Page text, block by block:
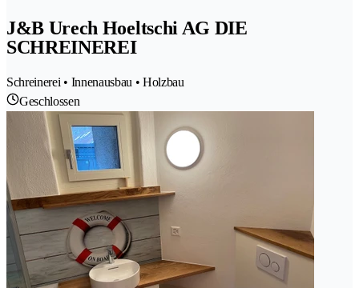
J&B Urech Hoeltschi AG DIE
SCHREINEREI
Schreinerei • Innenausbau • Holzbau
Geschlossen